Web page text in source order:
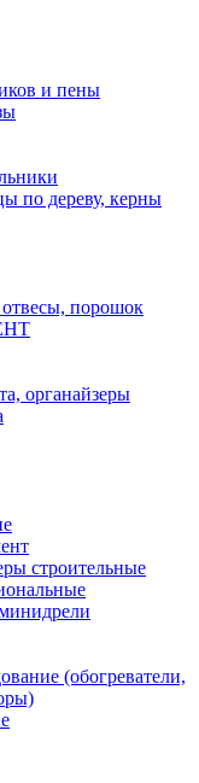
и пены
по дереву, керны
порошок
органайзеры
строительные
(обогреватели,